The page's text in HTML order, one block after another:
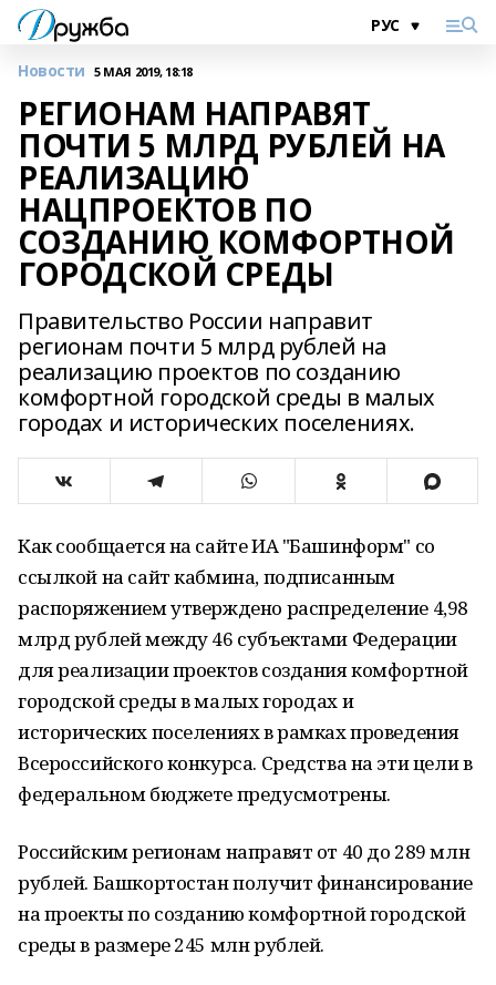
Новости 5 МАЯ 2019, 18:18
РЕГИОНАМ НАПРАВЯТ
ПОЧТИ 5 МЛРД РУБЛЕЙ НА
РЕАЛИЗАЦИЮ
НАЦПРОЕКТОВ ПО
СОЗДАНИЮ КОМФОРТНОЙ
ГОРОДСКОЙ СРЕДЫ
Правительство России направит
регионам почти 5 млрд рублей на
реализацию проектов по созданию
комфортной городской среды в малых
городах и исторических поселениях.
Как сообщается на сайте ИА "Башинформ" со
ссылкой на сайт кабмина, подписанным
распоряжением утверждено распределение 4,98
млрд рублей между 46 субъектами Федерации
для реализации проектов создания комфортной
городской среды в малых городах и
исторических поселениях в рамках проведения
Всероссийского конкурса. Средства на эти цели в
федеральном бюджете предусмотрены.
Российским регионам направят от 40 до 289 млн
рублей. Башкортостан получит финансирование
на проекты по созданию комфортной городской
среды в размере 245 млн рублей.